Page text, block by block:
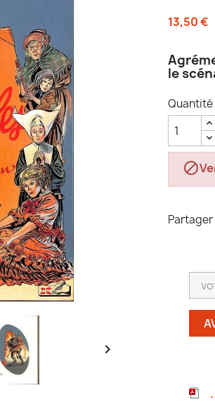

13,50 €
le
Quantité

Partager